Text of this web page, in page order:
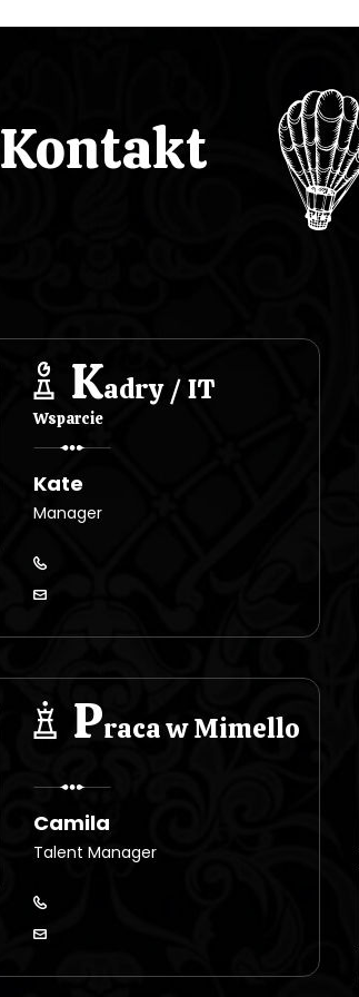
Kontakt
Kadry / IT
Wsparcie
Kate
Manager
Praca w Mimello
Camila
Talent Manager